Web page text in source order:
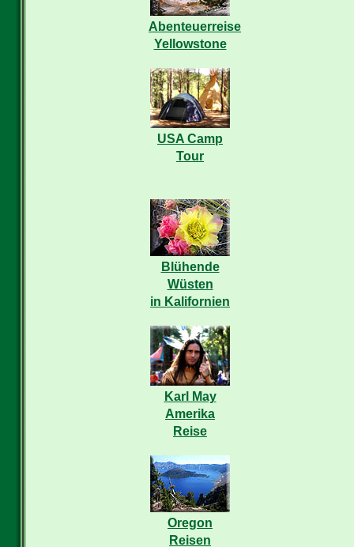
Abenteuerreise
Yellowstone
USA Camp
Tour
Blühende
Wüsten
in Kalifornien
Karl May
Amerika
Reise
Oregon
Reisen